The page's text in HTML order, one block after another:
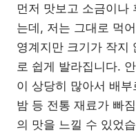
먼저 맛보고 소금이나
는데, 저는 그대로 먹
영계지만 크기가 작지
로 쉽게 발라집니다.
이 상당히 많아서 배
밤 등 전통 재료가 빠
의 맛을 느낄 수 있었